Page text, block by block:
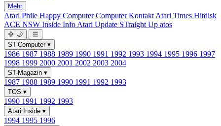
Mehr
Atari Phile Happy ComputerComputer Kontakt Atari Times Hitdisk
ACE NSW Inside Info Atari Update STraight Up atos
🌞 🌙
☰
ST-Computer ▾
1986 1987 1988 1989 1990 1991 1992 1993 1994 1995 1996 1997
1998 1999 2000 2001 2002 2003 2004
ST-Magazin ▾
1987 1988 1989 1990 1991 1992 1993
TOS ▾
1990 1991 1992 1993
Atari Inside ▾
1994 1995 1996